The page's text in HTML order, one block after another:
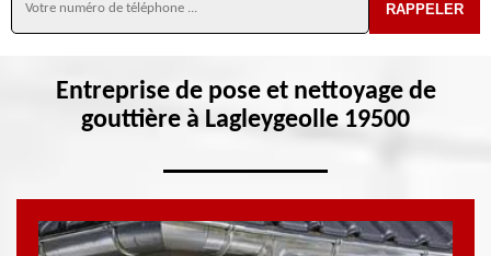
Entreprise de pose et nettoyage de
gouttière à Lagleygeolle 19500